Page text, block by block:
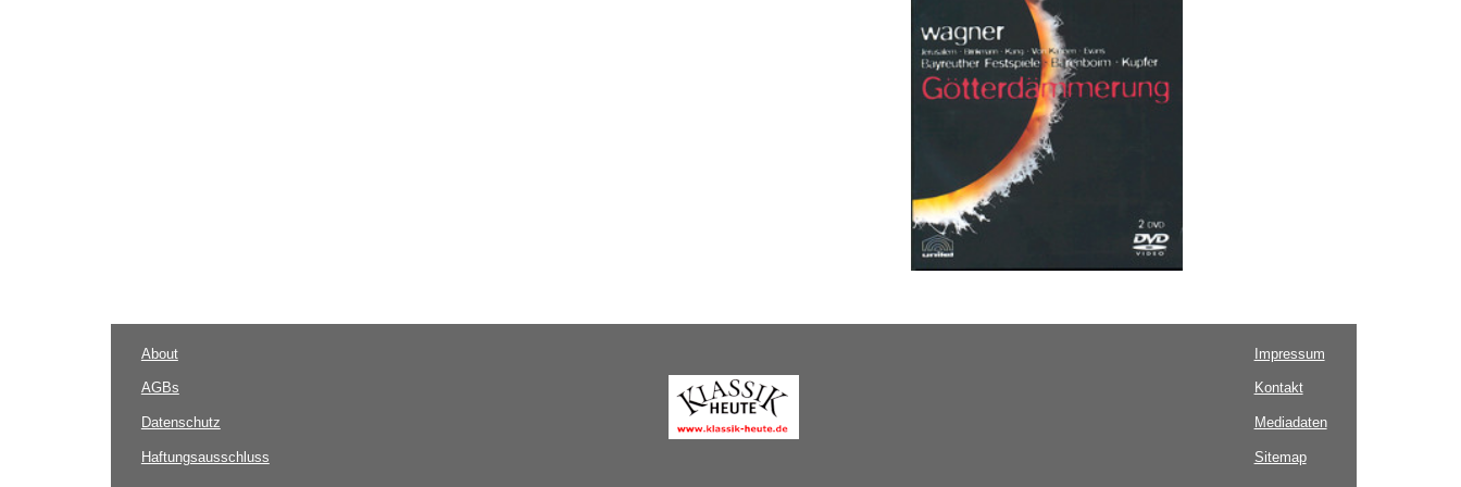
About
AGBs
Datenschutz
Haftungsausschluss
Impressum
Kontakt
Mediadaten
Sitemap